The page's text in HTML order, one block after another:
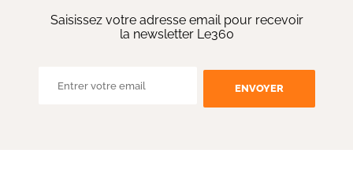
Saisissez votre adresse email pour recevoir
la newsletter Le360
ENVOYER